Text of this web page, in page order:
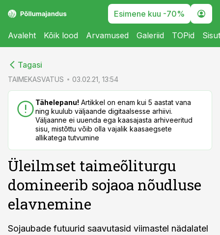
Esimene kuu -70%
Avaleht Kõik lood Arvamused Galeriid TOPid
Tagasi
TAIMEKASVATUS 03.02.21, 13:54
Tähelepanu! Artikkel on enam kui 5 aastat vana
ning kuulub väljaande digitaalsesse arhiivi.
Väljaanne ei uuenda ega kaasajasta arhiveeritud
sisu, mistõttu võib olla vajalik kaasaegsete
allikatega tutvumine
Üleilmset taimeõliturgu
domineerib sojaoa nõudluse
elavnemine
Sojaubade futuurid saavutasid viimastel nädalatel